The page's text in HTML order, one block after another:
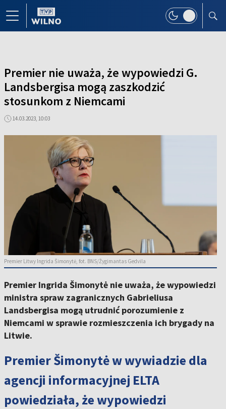
Premier nie uważa, że wypowiedzi G.
Landsbergisa mogą zaszkodzić
stosunkom z Niemcami
14.03.2023, 10:03
Premier Litwy Ingrida Šimonytė, fot. BNS/Žygimantas Gedvila
Premier Ingrida Šimonytė nie uważa, że wypowiedzi
ministra spraw zagranicznych Gabrieliusa
Landsbergisa mogą utrudnić porozumienie z
Niemcami w sprawie rozmieszczenia ich brygady na
Litwie.
Premier Šimonytė w wywiadzie dla
agencji informacyjnej ELTA
powiedziała, że wypowiedzi